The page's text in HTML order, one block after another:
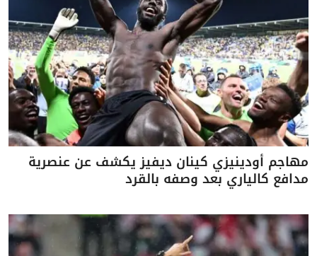
مهاجم أودينيزي كينان ديفيز يكشف عن عنصرية
مدافع كالياري بعد وصفه بالقرد